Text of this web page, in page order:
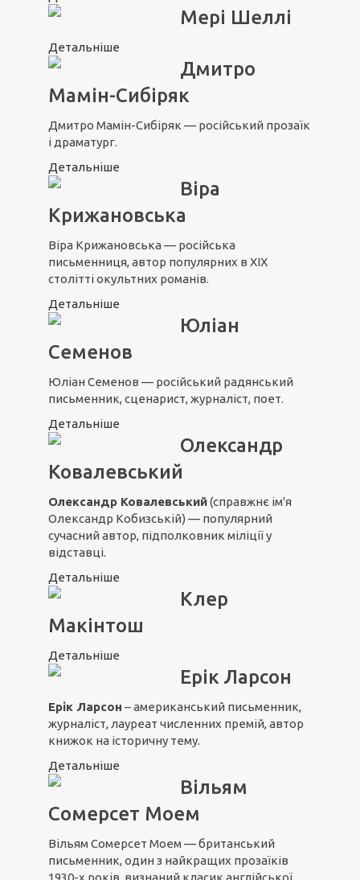
Мері Шеллі
Детальніше
Дмитро
Мамін-Сибіряк
Дмитро Мамін-Сибіряк — російський прозаїк
і драматург.
Детальніше
Віра
Крижановська
Віра Крижановська — російська
письменниця, автор популярних в XIX
столітті окультних романів.
Детальніше
Юліан
Семенов
Юліан Семенов — російський радянський
письменник, сценарист, журналіст, поет.
Детальніше
Олександр
Ковалевський
Олександр Ковалевський(справжнє ім'я
Олександр Кобизській) — популярний
сучасний автор, підполковник міліції у
відставці.
Детальніше
Клер
Макінтош
Детальніше
Ерік Ларсон
Ерік Ларсон – американський письменник,
журналіст, лауреат численних премій, автор
книжок на історичну тему.
Детальніше
Вільям
Сомерсет Моем
Вільям Сомерсет Моем — британський
письменник, один з найкращих прозаїків
1930-х років, визнаний класик англійської